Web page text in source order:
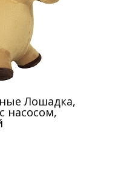
Лошадка,
насосом,